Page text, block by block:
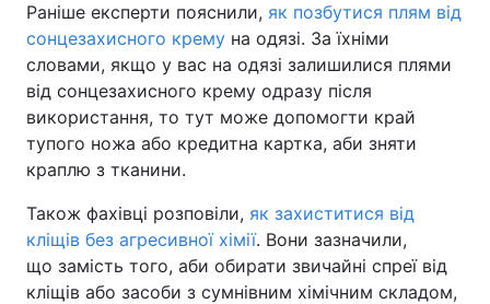
Раніше експерти пояснили, як позбутися плям від
сонцезахисного крему на одязі. За їхніми
словами, якщо у вас на одязі залишилися плями
від сонцезахисного крему одразу після
використання, то тут може допомогти край
тупого ножа або кредитна картка, аби зняти
краплю з тканини.
Також фахівці розповіли, як захиститися від
кліщів без агресивної хімії. Вони зазначили,
що замість того, аби обирати звичайні спреї від
кліщів або засоби з сумнівним хімічним складом,